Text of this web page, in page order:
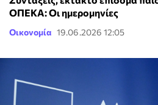
ΟΠΕΚΑ: Οι ημερομηνίες
Οικονομία 19.06.2026 12:05